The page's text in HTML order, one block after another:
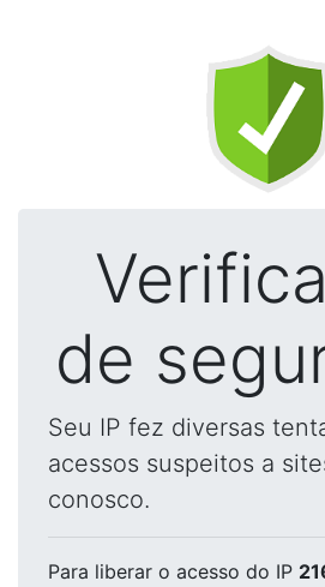
de
Seu IP fez diversas
acessos suspeitos a
conosco.
Para liberar o acesso do IP